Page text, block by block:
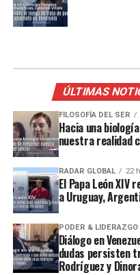
ÚLTIMAS
FILOSOFÍA DEL SER
Hacia una
nuestra realidad
RADAR GLOBAL 22
El Papa León
a Uruguay,
PODER & LIDERAZGO
Diálogo en
dudas persisten
Rodríguez y